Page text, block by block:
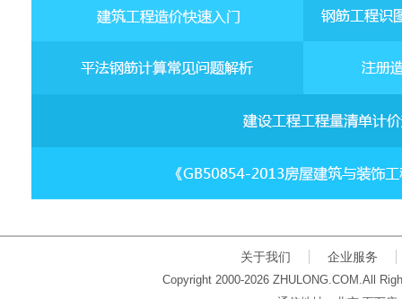
关于我们 企业服务
Copyright 2000-2026 ZHULONG.COM.All